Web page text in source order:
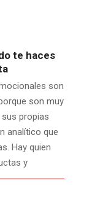
te haces
son
son muy
propias
analítico que
Hay quien
y